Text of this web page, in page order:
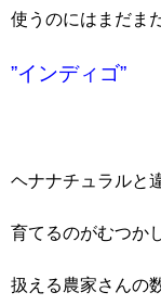
使うのにはまだま
”インディゴ”
ヘナナチュラルと
育てるのがむつか
扱える農家さんの